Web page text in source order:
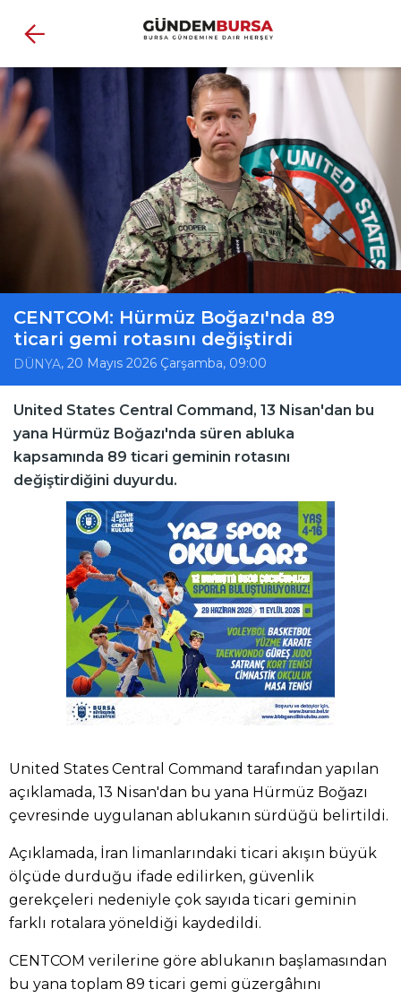
CENTCOM: Hürmüz Boğazı'nda 89
ticari gemi rotasını değiştirdi
DÜNYA, 20 Mayıs 2026 Çarşamba, 09:00
United States Central Command, 13 Nisan'dan bu
yana Hürmüz Boğazı'nda süren abluka
kapsamında 89 ticari geminin rotasını
değiştirdiğini duyurdu.
United States Central Command tarafından yapılan
açıklamada, 13 Nisan'dan bu yana Hürmüz Boğazı
çevresinde uygulanan ablukanın sürdüğü belirtildi.
Açıklamada, İran limanlarındaki ticari akışın büyük
ölçüde durduğu ifade edilirken, güvenlik
gerekçeleri nedeniyle çok sayıda ticari geminin
farklı rotalara yöneldiği kaydedildi.
CENTCOM verilerine göre ablukanın başlamasından
bu yana toplam 89 ticari gemi güzergâhını